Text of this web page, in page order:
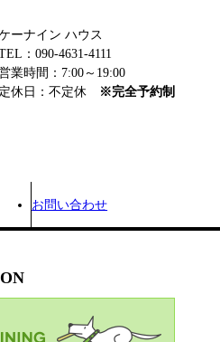
ーナイン ハウス
：090-4631-4111
業時間：7:00～19:00
定休日：不定休
※完全予約制
お問い合わせ